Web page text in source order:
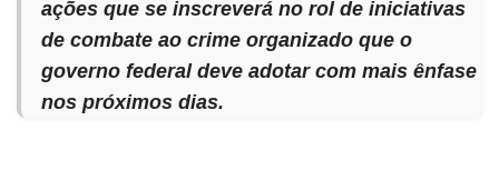
ações que se inscreverá no rol de iniciativas
de combate ao crime organizado que o
governo federal deve adotar com mais ênfase
nos próximos dias.